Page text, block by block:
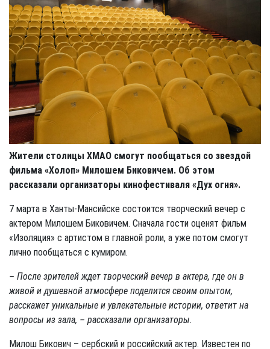
Жители столицы ХМАО смогут пообщаться со звездой
фильма «Холоп» Милошем Биковичем. Об этом
рассказали организаторы кинофестиваля «Дух огня».
7 марта в Ханты-Мансийске состоится творческий вечер с
актером Милошем Биковичем. Сначала гости оценят фильм
«Изоляция» с артистом в главной роли, а уже потом смогут
лично пообщаться с кумиром.
– После зрителей ждет творческий вечер в актера, где он в
живой и душевной атмосфере поделится своим опытом,
расскажет уникальные и увлекательные истории, ответит на
вопросы из зала, – рассказали организаторы.
Милош Бикович – сербский и российский актер. Известен по